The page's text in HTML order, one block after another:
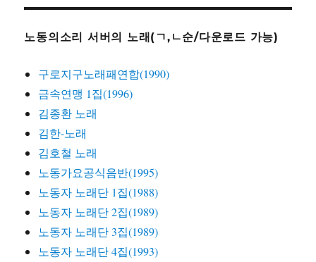
노동의소리 서버의 노래(ㄱ,ㄴ순/다운로드 가능)
구로지구노래패연합(1990)
금속연맹 1집(1996)
김종환 노래
김한-노래
김호철 노래
노동가요공식음반(1995)
노동자 노래단 1집(1988)
노동자 노래단 2집(1989)
노동자 노래단 3집(1989)
노동자 노래단 4집(1993)